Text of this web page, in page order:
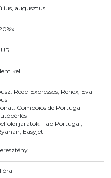
augusztus
kell
Rede-Expressos, Renex, Eva-
Comboios de Portugal
járatok: Tap Portugal,
Easyjet
óra